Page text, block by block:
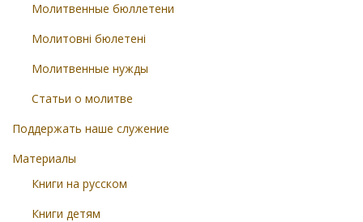
Молитвенные бюллетени
Молитовні бюлетені
Молитвенные нужды
Статьи о молитве
Поддержать наше служение
Материалы
Книги на русском
Книги детям